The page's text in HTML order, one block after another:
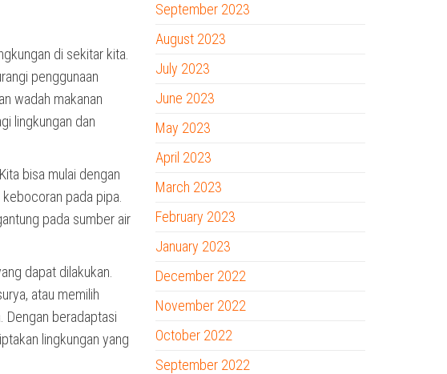
di sekitar kita.
penggunaan
wadah makanan
lingkungan dan
bisa mulai dengan
pada pipa.
pada sumber air
dapat dilakukan.
atau memilih
Dengan beradaptasi
lingkungan yang
September 2023
August 2023
July 2023
June 2023
May 2023
April 2023
March 2023
February 2023
January 2023
December 2022
November 2022
October 2022
September 2022